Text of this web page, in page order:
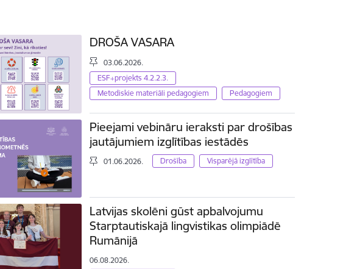
DROŠA VASARA
03.06.2026.
ESF+projekts 4.2.2.3.
Metodiskie materiāli pedagogiem
Pedagogiem
Pieejami vebināru ieraksti par drošības
jautājumiem izglītības iestādēs
01.06.2026. Drošība Visparējā izglītība
Latvijas skolēni gūst apbalvojumu
Starptautiskajā lingvistikas olimpiādē
Rumānijā
06.08.2026.